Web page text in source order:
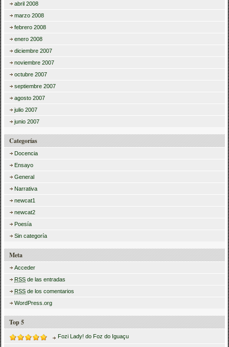
abril 2008
marzo 2008
febrero 2008
enero 2008
diciembre 2007
noviembre 2007
octubre 2007
septiembre 2007
agosto 2007
julio 2007
junio 2007
Categorías
Docencia
Ensayo
General
Narrativa
newcat1
newcat2
Poesía
Sin categoría
Meta
Acceder
RSS de las entradas
RSS de los comentarios
WordPress.org
Top 5
Fozi Lady! do Foz do Iguaçu